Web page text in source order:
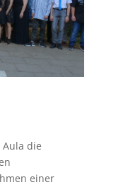
die
einer